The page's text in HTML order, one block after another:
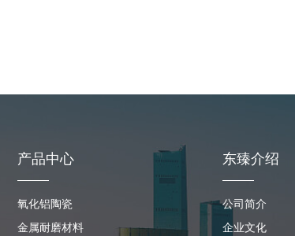
产品中心
氧化铝陶瓷
金属耐磨材料
东臻介绍
公司简介
企业文化